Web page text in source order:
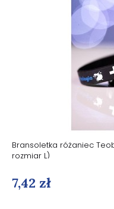
Bransoletka różaniec
rozmiar L)
7,42 zł